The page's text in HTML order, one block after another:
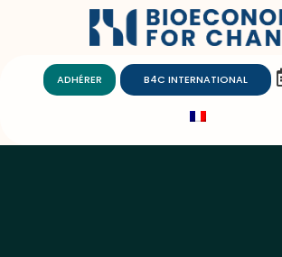
ADHÉRER B4C INTERNATIONAL